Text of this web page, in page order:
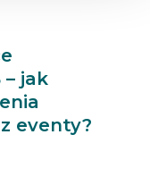
jak
eventy?